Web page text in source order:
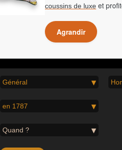
coussins de luxe et
Agrandir
Général
en 1787
Quand ?